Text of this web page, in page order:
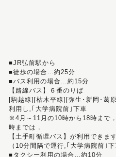
■JR弘前駅から
■徒歩の場合…約25分
■バス利用の場合…約15分
【路線バス】６番のりば
[駒越線][枯木平線][弥生･新岡･葛
利用し,｢大学病院前｣下車
※4月～11月の10時から18時まで
時までは，
【土手町循環バス】が利用できます
（10分間隔で運行,｢大学病院前｣下
■タクシー利用の場合…約10分